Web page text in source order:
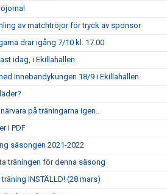
av matchtröjor för tryck av sponsor
drar igång 7/10 kl. 17.00
idag, i Ekillahallen
Innebandykungen 18/9 i Ekillahallen
på träningarna igen..
i PDF
säsongen 2021-2022
träningen för denna säsong
INSTÄLLD! (28 mars)